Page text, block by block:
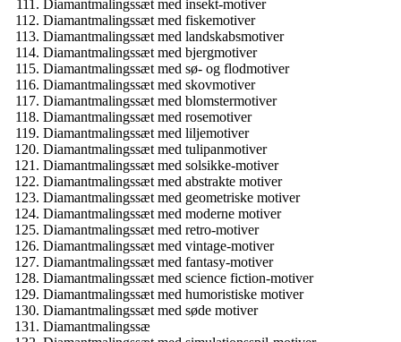
Diamantmalingssæt med insekt-motiver
Diamantmalingssæt med fiskemotiver
Diamantmalingssæt med landskabsmotiver
Diamantmalingssæt med bjergmotiver
Diamantmalingssæt med sø- og flodmotiver
Diamantmalingssæt med skovmotiver
Diamantmalingssæt med blomstermotiver
Diamantmalingssæt med rosemotiver
Diamantmalingssæt med liljemotiver
Diamantmalingssæt med tulipanmotiver
Diamantmalingssæt med solsikke-motiver
Diamantmalingssæt med abstrakte motiver
Diamantmalingssæt med geometriske motiver
Diamantmalingssæt med moderne motiver
Diamantmalingssæt med retro-motiver
Diamantmalingssæt med vintage-motiver
Diamantmalingssæt med fantasy-motiver
Diamantmalingssæt med science fiction-motiver
Diamantmalingssæt med humoristiske motiver
Diamantmalingssæt med søde motiver
Diamantmalingssæ